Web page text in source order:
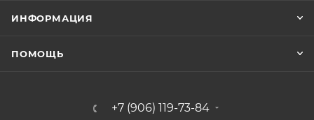
ИНФОРМАЦИЯ
ПОМОЩЬ
+7 (906) 119-73-84